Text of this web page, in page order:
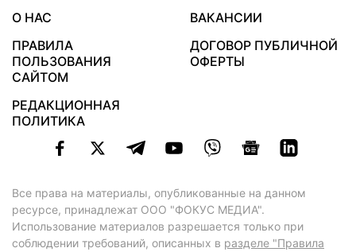
О НАС
ВАКАНСИИ
ПРАВИЛА
ПОЛЬЗОВАНИЯ
САЙТОМ
ДОГОВОР ПУБЛИЧНОЙ
ОФЕРТЫ
РЕДАКЦИОННАЯ
ПОЛИТИКА
Все права на материалы, опубликованные на данном
ресурсе, принадлежат ООО "ФОКУС МЕДИА".
Использование материалов разрешается только при
соблюдении требований, описанных в разделе "Правила